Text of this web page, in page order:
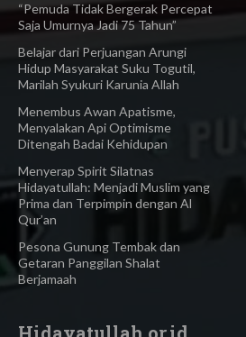
“Pemuda Tidak Bergerak Percepat
Saja Umurnya Jadi 75 Tahun”
Belajar dari Perjuangan Arungi
Hidup Masyarakat Suku Togutil,
Marilah Syukuri Karunia Allah
Menembus Awan Apatisme,
Menyalakan Api Optimisme
Ditengah Badai Kehidupan
Menyerap Spirit Silatnas
Hidayatullah: Menjadi Muslim yang
Prima dan Terpimpin dengan Al
Qur’an
Pesona Gunung Tembak dan
Getaran Panggilan Shalat
Berjamaah